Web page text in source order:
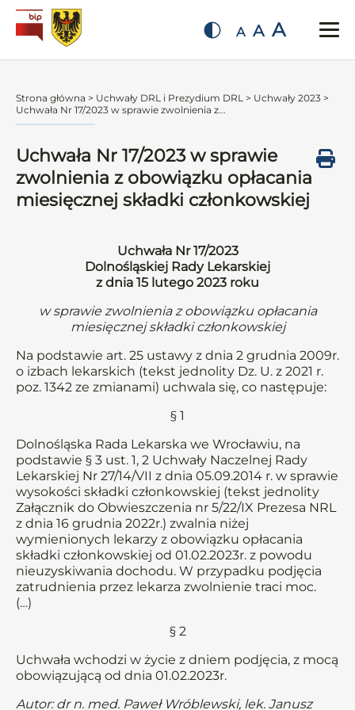
A A A
Strona główna > Uchwały DRL i Prezydium DRL > Uchwały 2023 >
Uchwała Nr 17/2023 w sprawie zwolnienia z...
Uchwała Nr 17/2023 w sprawie
zwolnienia z obowiązku opłacania
miesięcznej składki członkowskiej
Uchwała Nr 17/2023
Dolnośląskiej Rady Lekarskiej
z dnia 15 lutego 2023 roku
w sprawie zwolnienia z obowiązku opłacania
miesięcznej składki członkowskiej
Na podstawie art. 25 ustawy z dnia 2 grudnia 2009r.
o izbach lekarskich (tekst jednolity Dz. U. z 2021 r.
poz. 1342 ze zmianami) uchwala się, co następuje:
§ 1
Dolnośląska Rada Lekarska we Wrocławiu, na
podstawie § 3 ust. 1, 2 Uchwały Naczelnej Rady
Lekarskiej Nr 27/14/VII z dnia 05.09.2014 r. w sprawie
wysokości składki członkowskiej (tekst jednolity
Załącznik do Obwieszczenia nr 5/22/IX Prezesa NRL
z dnia 16 grudnia 2022r.) zwalnia niżej
wymienionych lekarzy z obowiązku opłacania
składki członkowskiej od 01.02.2023r. z powodu
nieuzyskiwania dochodu. W przypadku podjęcia
zatrudnienia przez lekarza zwolnienie traci moc.
(…)
§ 2
Uchwała wchodzi w życie z dniem podjęcia, z mocą
obowiązującą od dnia 01.02.2023r.
Autor: dr n. med. Paweł Wróblewski, lek. Janusz